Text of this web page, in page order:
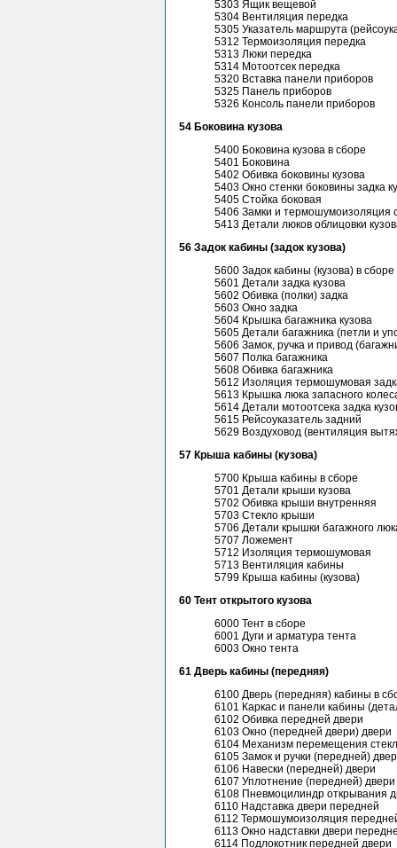
5303 Ящик вещевой
5304 Вентиляция передка
5305 Указатель маршрута
5312 Термоизоляция передка
5313 Люки передка
5314 Мотоотсек передка
5320 Вставка панели приборов
5325 Панель приборов
5326 Консоль панели приборов
54 Боковина кузова
5400 Боковина кузова в сборе
5401 Боковина
5402 Обивка боковины кузова
5403 Окно стенки боковины задка
5405 Стойка боковая
5406 Замки и термошумоизоляция
5413 Детали люков облицовки
56 Задок кабины (задок кузова)
5600 Задок кабины (кузова) в сборе
5601 Детали задка кузова
5602 Обивка (полки) задка
5603 Окно задка
5604 Крышка багажника кузова
5605 Детали багажника (петли и
5606 Замок, ручка и привод
5607 Полка багажника
5608 Обивка багажника
5612 Изоляция термошумовая
5613 Крышка люка запасного
5614 Детали мотоотсека задка
5615 Рейсоуказатель задний
5629 Воздуховод (вентиляция
57 Крыша кабины (кузова)
5700 Крыша кабины в сборе
5701 Детали крыши кузова
5702 Обивка крыши внутренняя
5703 Стекло крыши
5706 Детали крышки багажного
5707 Ложемент
5712 Изоляция термошумовая
5713 Вентиляция кабины
5799 Крыша кабины (кузова)
60 Тент открытого кузова
6000 Тент в сборе
6001 Дуги и арматура тента
6003 Окно тента
61 Дверь кабины (передняя)
6100 Дверь (передняя) кабины в
6101 Каркас и панели кабины
6102 Обивка передней двери
6103 Окно (передней двери) двери
6104 Механизм перемещения
6105 Замок и ручки (передней)
6106 Навески (передней) двери
6107 Уплотнение (передней) двери
6108 Пневмоцилиндр открывания
6110 Надставка двери передней
6112 Термошумоизоляция
6113 Окно надставки двери
6114 Подлокотник передней двери